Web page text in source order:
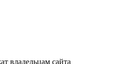
владельцам сайта